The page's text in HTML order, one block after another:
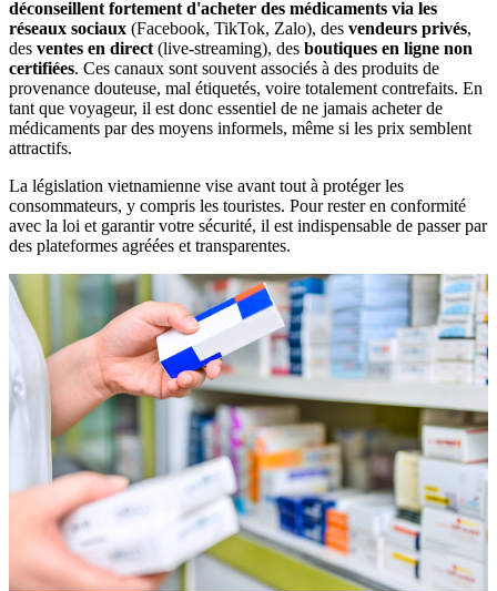
déconseillent fortement d'acheter des médicaments via les
réseaux sociaux (Facebook, TikTok, Zalo), des vendeurs privés,
des ventes en direct (live-streaming), des boutiques en ligne non
certifiées. Ces canaux sont souvent associés à des produits de
provenance douteuse, mal étiquetés, voire totalement contrefaits. En
tant que voyageur, il est donc essentiel de ne jamais acheter de
médicaments par des moyens informels, même si les prix semblent
attractifs.
La législation vietnamienne vise avant tout à protéger les
consommateurs, y compris les touristes. Pour rester en conformité
avec la loi et garantir votre sécurité, il est indispensable de passer par
des plateformes agréées et transparentes.